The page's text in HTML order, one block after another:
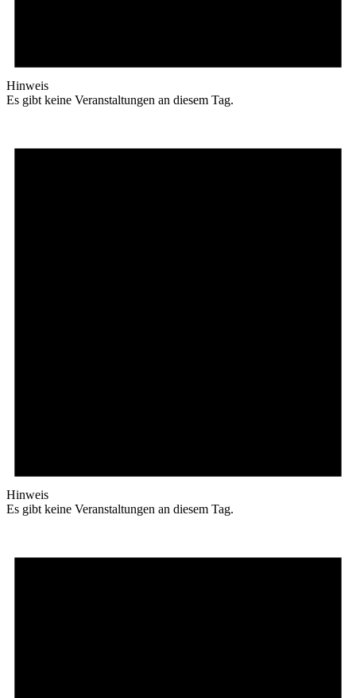
Hinweis
Es gibt keine Veranstaltungen an diesem Tag.
Hinweis
Es gibt keine Veranstaltungen an diesem Tag.